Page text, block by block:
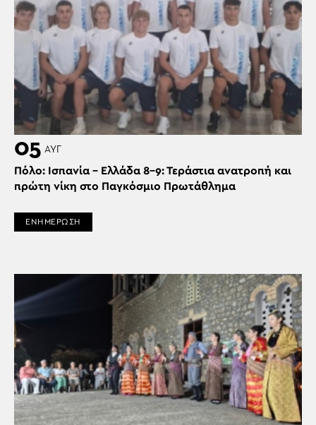
05 ΑΥΓ
Πόλο: Ισπανία – Ελλάδα 8-9: Τεράστια ανατροπή και
πρώτη νίκη στο Παγκόσμιο Πρωτάθλημα
ΕΝΗΜΕΡΩΣΗ